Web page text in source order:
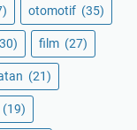
otomotif (35)
film (27)
(21)
(19)